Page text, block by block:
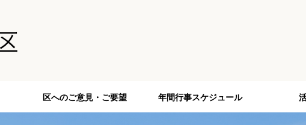
区へのご意見・ご要望 年間行事スケジュール